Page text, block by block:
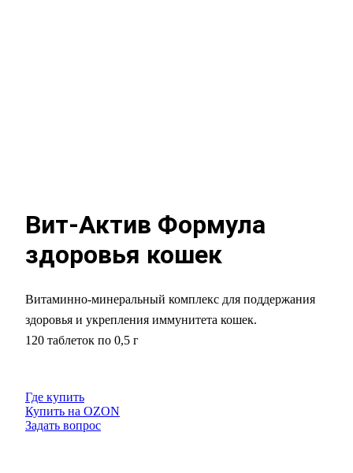
Вит-Актив Формула
здоровья кошек
Витаминно-минеральный комплекс для поддержания
здоровья и укрепления иммунитета кошек.
120 таблеток по 0,5 г
Где купить
Купить на OZON
Задать вопрос